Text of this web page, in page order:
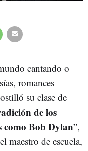
cantando o
romances
su clase de
de los
como Bob Dylan”,
maestro de escuela,